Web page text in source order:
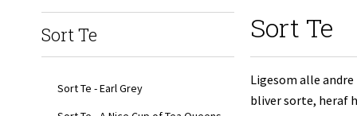
Sort Te
Sort Te - Earl Grey
Sort Te
Ligesom alle
bliver sorte, heraf